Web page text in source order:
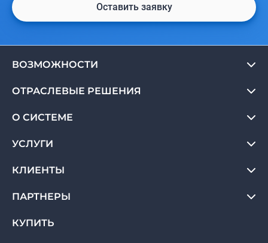
Оставить заявку
ВОЗМОЖНОСТИ
ОТРАСЛЕВЫЕ РЕШЕНИЯ
О СИСТЕМЕ
УСЛУГИ
КЛИЕНТЫ
ПАРТНЕРЫ
КУПИТЬ